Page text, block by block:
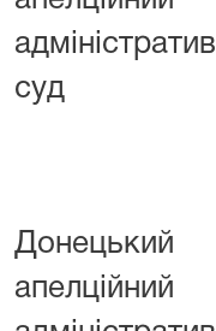
суд
Донецький
апелційний